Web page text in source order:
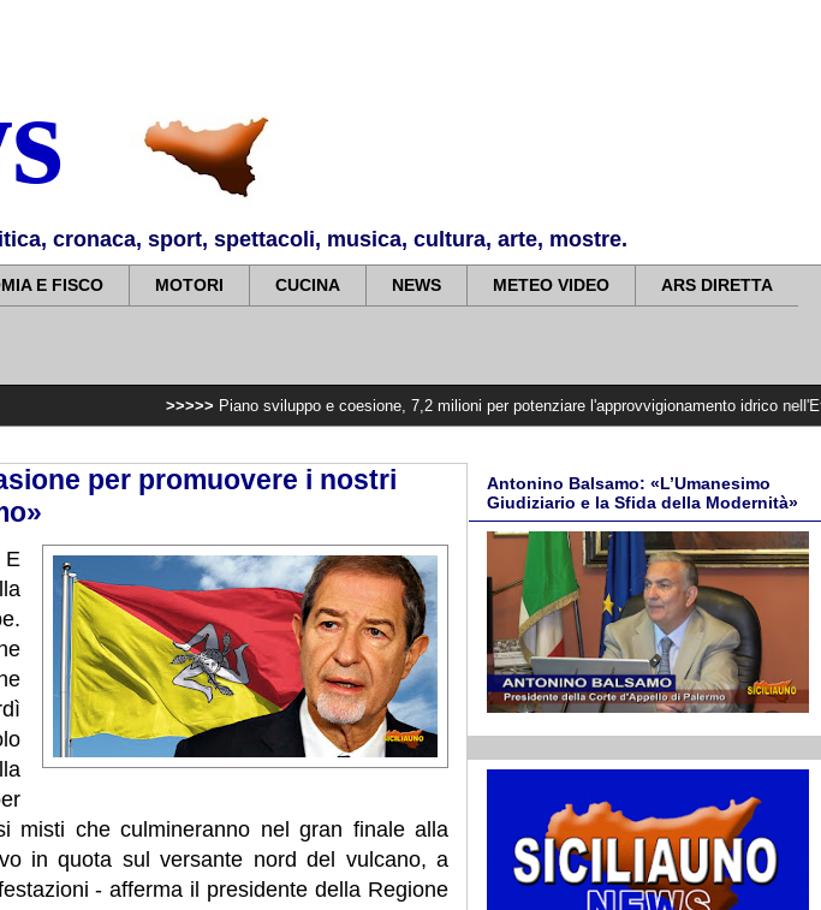
cronaca, sport, spettacoli, musica, cultura, arte, mostre.
E FISCO MOTORI CUCINA NEWS METEO VIDEO ARS DIRETTA
Piano sviluppo e coesione, 7,2 milioni per potenziare l'approvvigionamento idrico nell'Etna Valley
per promuovere i nostri
misti che culmineranno nel gran finale alla
in quota sul versante nord del vulcano, a
- afferma il presidente della Regione
Antonino Balsamo: «L’Umanesimo
Giudiziario e la Sfida della Modernità»